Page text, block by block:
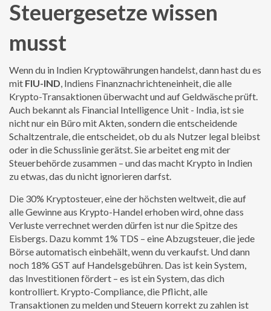
Steuergesetze wissen
musst
Wenn du in Indien Kryptowährungen handelst, dann hast du es
mit FIU-IND, Indiens Finanznachrichteneinheit, die alle
Krypto-Transaktionen überwacht und auf Geldwäsche prüft.
Auch bekannt als Financial Intelligence Unit - India, ist sie
nicht nur ein Büro mit Akten, sondern die entscheidende
Schaltzentrale, die entscheidet, ob du als Nutzer legal bleibst
oder in die Schusslinie gerätst.Sie arbeitet eng mit der
Steuerbehörde zusammen – und das macht Krypto in Indien
zu etwas, das du nicht ignorieren darfst.
Die 30% Kryptosteuer,eine der höchsten weltweit, die auf
alle Gewinne aus Krypto-Handel erhoben wird, ohne dass
Verluste verrechnet werden dürfen ist nur die Spitze des
Eisbergs. Dazu kommt 1% TDS – eine Abzugsteuer, die jede
Börse automatisch einbehält, wenn du verkaufst. Und dann
noch 18% GST auf Handelsgebühren. Das ist kein System,
das Investitionen fördert – es ist ein System, das dich
kontrolliert. Krypto-Compliance,die Pflicht, alle
Transaktionen zu melden und Steuern korrekt zu zahlen ist